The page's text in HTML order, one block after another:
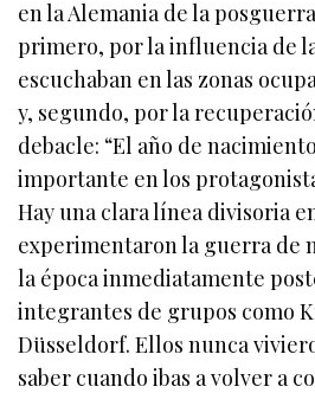
en la Alemania de la
primero, por la influencia de
escuchaban en las zonas
y, segundo, por la
debacle: “El año de
importante en los
Hay una clara línea divisoria
experimentaron la guerra de
la época inmediatamente
integrantes de grupos como
Düsseldorf. Ellos nunca
saber cuando ibas a volver a